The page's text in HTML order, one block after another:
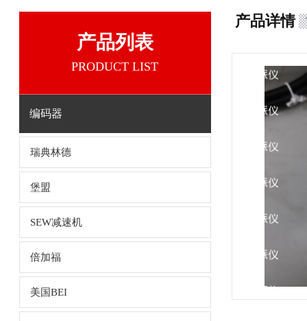
产品列表
PRODUCT LIST
编码器
瑞典林德
堡盟
SEW减速机
倍加福
美国BEI
产品详情